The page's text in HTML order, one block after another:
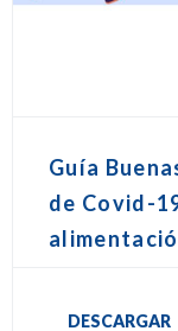
Guía
de Covid-
DESCARGAR